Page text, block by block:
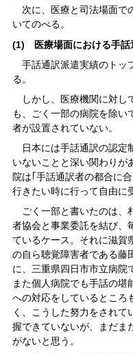
次に、医療と司法場面で
いてのべる。
(1) 医療場面における手話
手話通訳派遣実績のトッ
る。
しかし、医療機関に対し
も、ごく一部の病院を除い
者が設置されていない。
日本には手話通訳の認定
いないことと深い関わりが
院は｢手話通訳者の都合に
行きたい時に行って自由に
ごく一部と書いたのは、
者協会と事業委託を結び、
ているケース。それに滋賀
の自ら聴覚障害者である藤
に、三重県四日市市立病院
また個人病院でも手話の堪
への対応をしているところ
く、こうした努力をされ
握できていないが、まだま
がないと思う。